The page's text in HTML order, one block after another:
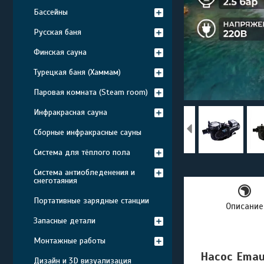
Описание
Насос
Бассейны
Русская баня
Финская сауна
Турецкая баня (Хаммам)
Паровая комната (Steam room)
Инфракрасная сауна
Сборные инфракрасные сауны
Система для тёплого пола
Система антиобледенения и
снеготаяния
Портативные зарядные станции
Запасные детали
Монтажные работы
Дизайн и 3D визуализация